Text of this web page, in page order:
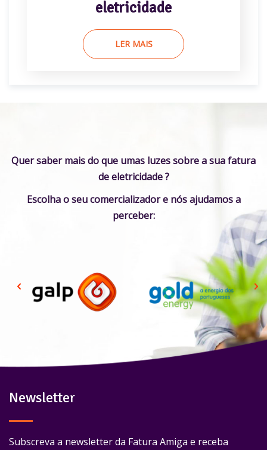
eletricidade
LER MAIS
Quer saber mais do que umas luzes sobre a sua fatura
de eletricidade ?
Escolha o seu comercializador e nós ajudamos a
perceber:
Newsletter
Subscreva a newsletter da Fatura Amiga e receba